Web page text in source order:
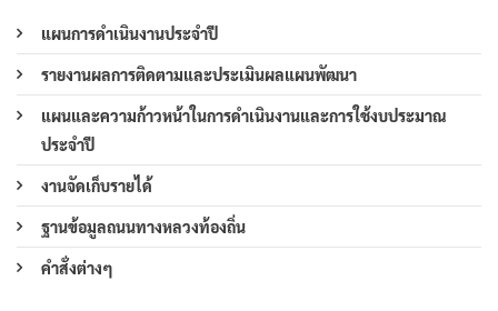
แผนการดำเนินงานประจำปี
รายงานผลการติดตามและประเมินผลแผนพัฒนา
แผนและความก้าวหน้าในการดำเนินงานและการใช้งบประมาณ
ประจำปี
งานจัดเก็บรายได้
ฐานข้อมูลถนนทางหลวงท้องถิ่น
คำสั่งต่างๆ